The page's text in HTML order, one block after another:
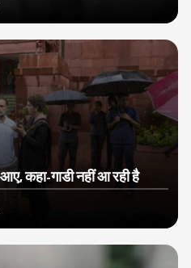
कहा-गाडी नहीं आ रही है